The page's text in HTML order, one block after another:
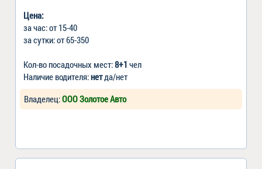
Цена:
за час: от 15-40
за сутки: от 65-350
Кол-во посадочных мест:8+1 чел
Наличие водителя:нетда/нет
Владелец:ООО Золотое Авто